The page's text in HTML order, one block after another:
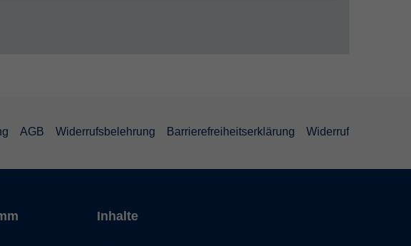
AGB Widerrufsbelehrung Barrierefreiheitserklärung Widerruf
Inhalte